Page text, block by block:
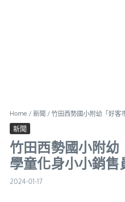
Home /新聞 /竹田西勢國小附幼「好客
新聞
竹田西勢國小附幼
學童化身小小銷售
2024-01-17